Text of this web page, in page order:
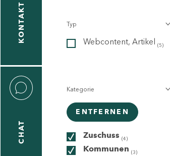
KONTAKT
CHAT
Typ
Webcontent, Artikel (5)
Kategorie
ENTFERNEN
Zuschuss (4)
Kommunen (3)